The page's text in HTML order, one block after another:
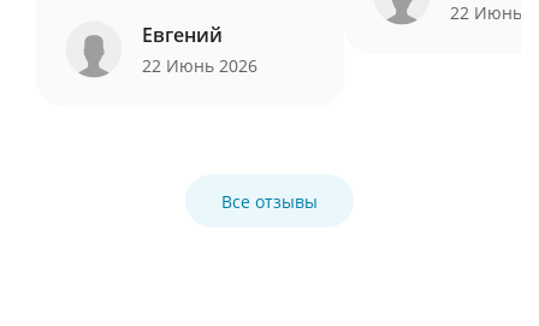
Евгений
22 Июнь 2026
22 Июнь
Все отзывы